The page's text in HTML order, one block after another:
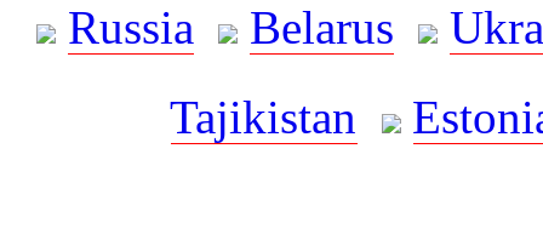
Russia
Belarus
Tajikistan